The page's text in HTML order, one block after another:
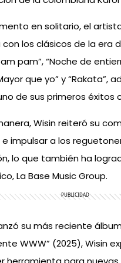
en solitario, el
los clásicos de la era
pam”, “Noche de
que yo” y “Rakata”,
de sus primeros éxitos
Wisin reiteró su
impulsar a los
lo que también ha
La Base Music Group.
su más reciente
WWW” (2025), Wisin